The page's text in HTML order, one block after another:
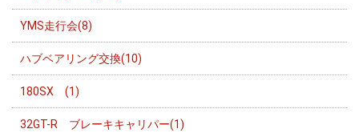
YMS走行会(8)
ハブベアリング交換(10)
180SX (1)
32GT-R ブレーキキャリパー(1)